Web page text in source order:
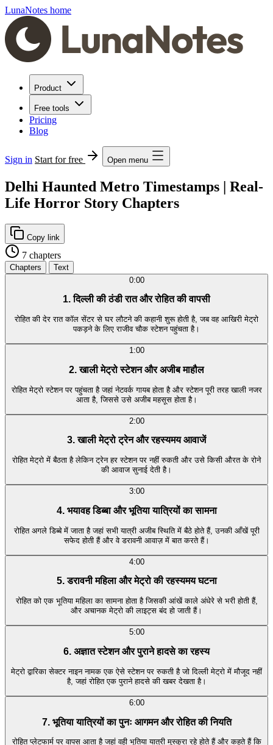
LunaNotes home
Product
Free tools
Pricing
Blog
Sign in Start for free Open menu
Delhi Haunted Metro Timestamps | Real-
Life Horror Story Chapters
Copy link
7 chapters
Chapters
Text
0:00
1. दिल्ली की ठंडी रात और रोहित की वापसी
रोहित की देर रात कॉल सेंटर से घर लौटने की कहानी शुरू होती है, जब वह आखिरी मेट्रो
पकड़ने के लिए राजीव चौक स्टेशन पहुंचता है।
1:00
2. खाली मेट्रो स्टेशन और अजीब माहौल
रोहित मेट्रो स्टेशन पर पहुंचता है जहां नेटवर्क गायब होता है और स्टेशन पूरी तरह खाली नजर
आता है, जिससे उसे अजीब महसूस होता है।
2:00
3. खाली मेट्रो ट्रेन और रहस्यमय आवाजें
रोहित मेट्रो में बैठता है लेकिन ट्रेन हर स्टेशन पर नहीं रुकती और उसे किसी औरत के रोने
की आवाज सुनाई देती है।
3:00
4. भयावह डिब्बा और भूतिया यात्रियों का सामना
रोहित अगले डिब्बे में जाता है जहां सभी यात्री अजीब स्थिति में बैठे होते हैं, उनकी आँखें पूरी
सफेद होती हैं और वे डरावनी आवाज़ में बात करते हैं।
4:00
5. डरावनी महिला और मेट्रो की रहस्यमय घटना
रोहित को एक भूतिया महिला का सामना होता है जिसकी आंखें काले अंधेरे से भरी होती हैं,
और अचानक मेट्रो की लाइट्स बंद हो जाती हैं।
5:00
6. अज्ञात स्टेशन और पुराने हादसे का रहस्य
मेट्रो द्वारिका सेक्टर नाइन नामक एक ऐसे स्टेशन पर रुकती है जो दिल्ली मेट्रो में मौजूद नहीं
है, जहां रोहित एक पुराने हादसे की खबर देखता है।
6:00
7. भूतिया यात्रियों का पुनः आगमन और रोहित की नियति
रोहित प्लेटफार्म पर वापस आता है जहां वही भूतिया यात्री मुस्कुरा रहे होते हैं और कहते हैं कि